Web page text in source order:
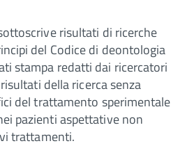
risultati di ricerche
del Codice di deontologia
stampa redatti dai ricercatori
della ricerca senza
del trattamento sperimentale
pazienti aspettative non
trattamenti.